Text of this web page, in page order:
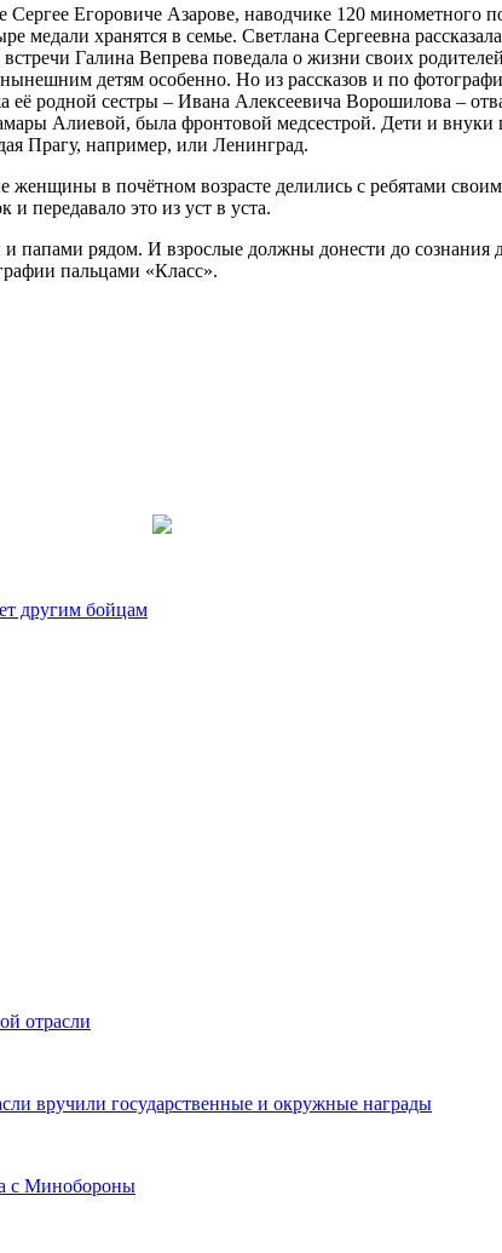
Егоровиче Азарове, наводчике 120 минометного
хранятся в семье. Светлана Сергеевна
Галина Вепрева поведала о жизни своих
детям особенно. Но из рассказов и по
родной сестры – Ивана Алексеевича Ворошилова –
Алиевой, была фронтовой медсестрой. Дети и
Прагу, например, или Ленинград.
в почётном возрасте делились с ребятами
передавало это из уст в уста.
папами рядом. И взрослые должны донести до сознания
пальцами «Класс».
другим бойцам
отрасли
вручили государственные и окружные награды
с Минобороны